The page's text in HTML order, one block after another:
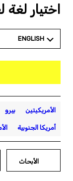
اختيار لغة
ENGLISH
الأمريكيتين بيرو
أمريكا الجنوبية
الأبحاث